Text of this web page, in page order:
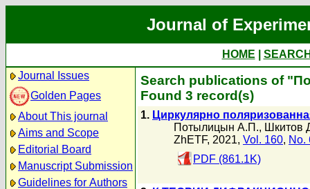
Journal of
HOME
Journal Issues
Golden Pages
About This journal
Aims and Scope
Editorial Board
Manuscript Submission
Guidelines for Authors
Search publications of
Found 3 record(s)
1. Циркулярно
Потылицын А.П., Шкитов
ZhETF, 2021, Vol. 160, No.
PDF (861.1K)